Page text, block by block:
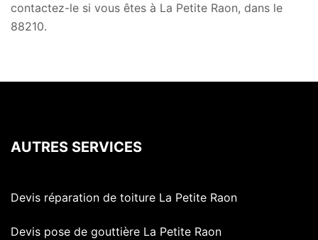
contactez-le si vous êtes à La Petite Raon, dans le
88210.
AUTRES SERVICES
Devis réparation de toiture La Petite Raon
Devis pose de gouttière La Petite Raon